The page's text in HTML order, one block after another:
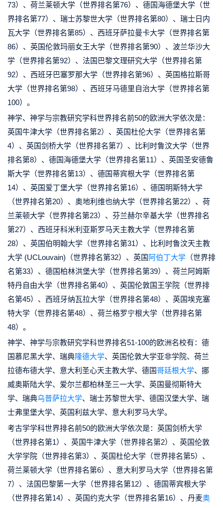
73）、荷兰莱顿大学（世界排名第76）、德国海德堡大学（世
界排名第77）、瑞士苏黎世大学（世界排名第80）、瑞士日内
瓦大学（世界排名第85）、西班牙萨拉曼卡大学（世界排名第
86）、英国伦敦玛丽女王大学（世界排名第90）、波兰华沙大
学（世界排名第92）、法国巴黎文理研究大学（世界排名第
92）、西班牙巴塞罗那大学（世界排名第96）、英国格拉斯哥
大学（世界排名第98）、西班牙马德里自治大学（世界排名第
100）。
神学、神学与宗教研究学科世界排名前50的欧洲大学依次是：
英国牛津大学（世界排名第2）、英国杜伦大学（世界排名第
4）、英国剑桥大学（世界排名第7）、比利时鲁汶大学（世界
排名第8）、德国海德堡大学（世界排名第11）、英国圣安德鲁
斯大学（世界排名第13）、德国蒂宾根大学（世界排名第
14）、英国爱丁堡大学（世界排名第16）、德国明斯特大学
（世界排名第20）、奥地利维也纳大学（世界排名第22）、荷
兰莱顿大学（世界排名第23）、芬兰赫尔辛基大学（世界排名
第27）、西班牙科米利亚斯罗马天主教大学（世界排名第
28）、英国伯明翰大学（世界排名第31）、比利时鲁汶天主教
大学 (UCLouvain)（世界排名第32）、英国 阿伯丁大学 （世界排
名第33）、德国柏林洪堡大学（世界排名第39）、荷兰阿姆斯
特丹自由大学（世界排名第40）、英国伦敦国王学院（世界排
名第45）、西班牙纳瓦拉大学（世界排名第48）、英国埃克塞
特大学（世界排名第48）、荷兰格罗宁根大学（世界排名第
48）。
神学、神学与宗教研究学科世界排名51-100的欧洲名校有：德
国慕尼黑大学、瑞典隆德大学、英国伦敦大学亚非学院、荷兰
拉德布德大学、意大利圣心天主教大学、德国哥廷根大学、挪
威奥斯陆大学、爱尔兰都柏林圣三一大学、英国曼彻斯特大
学、瑞典乌普萨拉大学、瑞士苏黎世大学、德国汉堡大学、瑞
士弗里堡大学、英国利兹大学、意大利罗马大学。
考古学学科世界排名前50的欧洲大学依次是：英国剑桥大学
（世界排名第1）、英国牛津大学（世界排名第2）、英国伦敦
大学学院（世界排名第3）、英国杜伦大学（世界排名第5）、
荷兰莱顿大学（世界排名第6）、意大利罗马大学（世界排名第
7）、法国巴黎第一大学（世界排名第12）、德国蒂宾根大学
（世界排名第14）、英国约克大学（世界排名第16）、丹麦奥